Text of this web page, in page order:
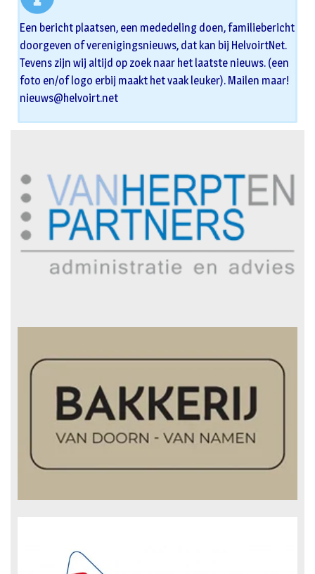
Een bericht plaatsen, een mededeling doen, familiebericht
doorgeven of verenigingsnieuws, dat kan bij HelvoirtNet.
Tevens zijn wij altijd op zoek naar het laatste nieuws. (een
foto en/of logo erbij maakt het vaak leuker). Mailen maar!
nieuws@helvoirt.net